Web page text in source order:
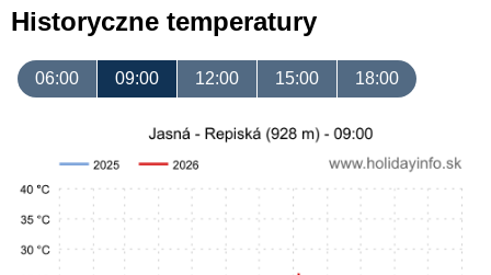
Historyczne temperatury
06:00 09:00 12:00 15:00 18:00